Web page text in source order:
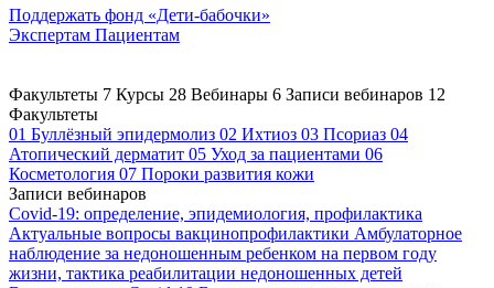
Поддержать фонд «Дети-бабочки»
Экспертам Пациентам
Факультеты 7 Курсы 28 Вебинары 6 Записи вебинаров 12
Факультеты
01 Буллёзный эпидермолиз 02 Ихтиоз 03 Псориаз 04
Атопический дерматит 05 Уход за пациентами 06
Косметология 07 Пороки развития кожи
Записи вебинаров
Covid-19: определение, эпидемиология, профилактика
Актуальные вопросы вакцинопрофилактики Амбулаторное
наблюдение за недоношенным ребенком на первом году
жизни, тактика реабилитации недоношенных детей